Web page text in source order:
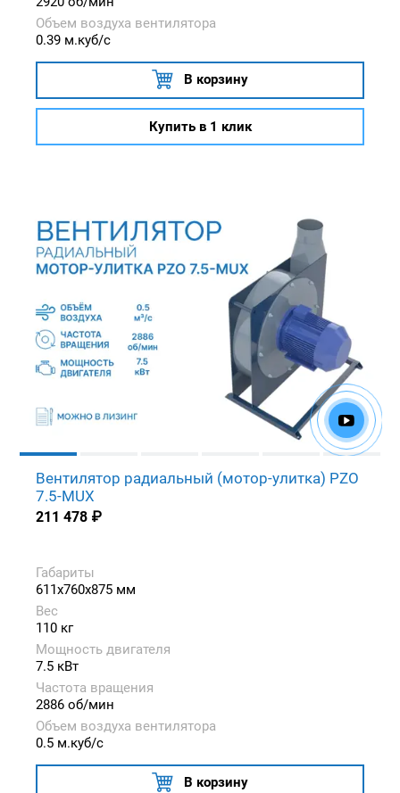
Объем воздуха вентилятора
0.39 м.куб/с
В корзину
Купить в 1 клик
Вентилятор радиальный (мотор-улитка) PZO
7.5-MUX
211 478 ₽
Габариты
611x760x875 мм
Вес
110 кг
Мощность двигателя
7.5 кВт
Частота вращения
2886 об/мин
Объем воздуха вентилятора
0.5 м.куб/с
В корзину